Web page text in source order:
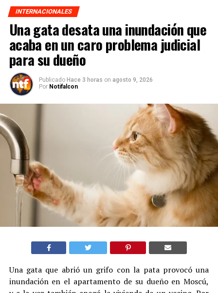
INTERNACIONALES
Una gata desata una inundación que
acaba en un caro problema judicial
para su dueño
Publicado Hace 3 horas on agosto 9, 2026
Por Notifalcon
Una gata que abrió un grifo con la pata provocó una
inundación en el apartamento de su dueño en Moscú,